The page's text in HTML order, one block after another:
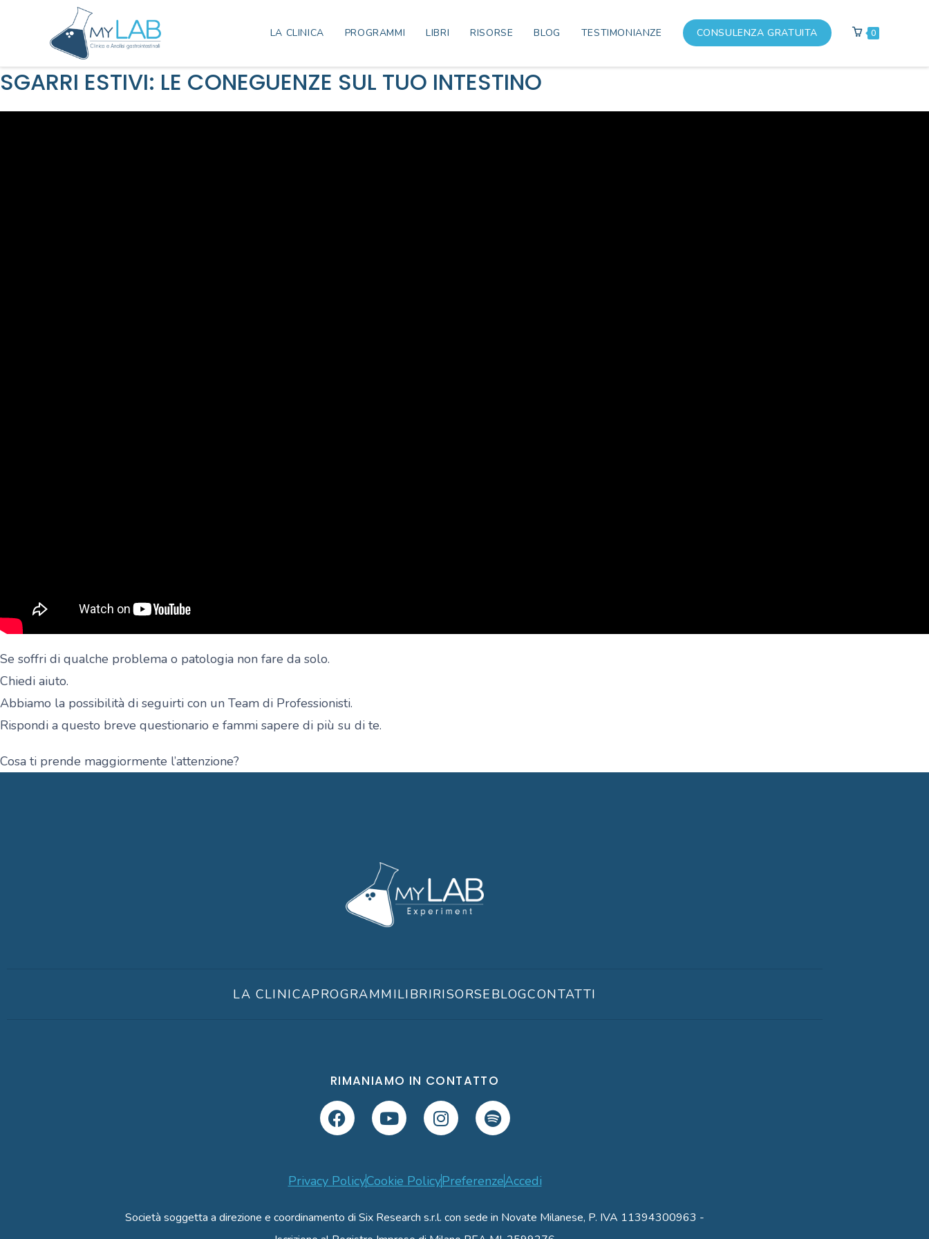
LA CLINICA PROGRAMMI LIBRI RISORSE BLOG TESTIMONIANZE CONSULENZA GRATUITA 0
SGARRI ESTIVI: LE CONEGUENZE SUL TUO INTESTINO
Se soffri di qualche problema o patologia non fare da solo.
Chiedi aiuto.
Abbiamo la possibilità di seguirti con un Team di Professionisti.
Rispondi a questo breve questionario e fammi sapere di più su di te.
Cosa ti prende maggiormente l’attenzione?
LA CLINICAPROGRAMMILIBRIRISORSEBLOGCONTATTI
RIMANIAMO IN CONTATTO
Privacy PolicyCookie PolicyPreferenzeAccedi
Società soggetta a direzione e coordinamento di Six Research s.r.l. con sede in Novate Milanese, P. IVA 11394300963 -